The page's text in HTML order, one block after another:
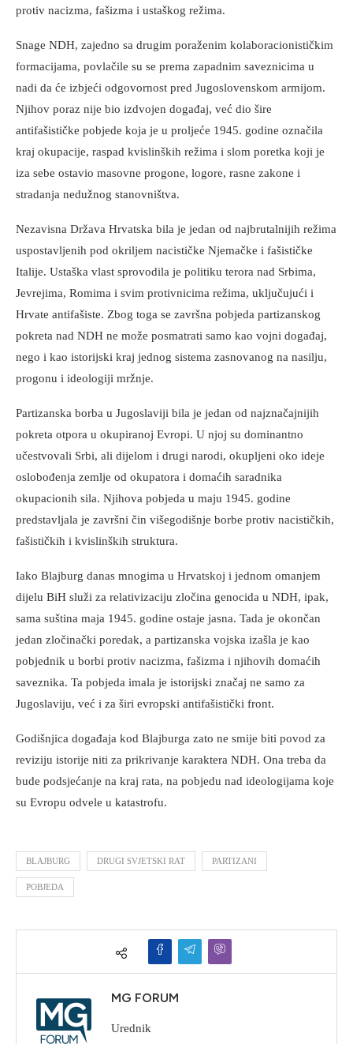
protiv nacizma, fašizma i ustaškog režima.
Snage NDH, zajedno sa drugim poraženim kolaboracionističkim
formacijama, povlačile su se prema zapadnim saveznicima u
nadi da će izbjeći odgovornost pred Jugoslovenskom armijom.
Njihov poraz nije bio izdvojen događaj, već dio šire
antifašističke pobjede koja je u proljeće 1945. godine označila
kraj okupacije, raspad kvislinških režima i slom poretka koji je
iza sebe ostavio masovne progone, logore, rasne zakone i
stradanja nedužnog stanovništva.
Nezavisna Država Hrvatska bila je jedan od najbrutalnijih režima
uspostavljenih pod okriljem nacističke Njemačke i fašističke
Italije. Ustaška vlast sprovodila je politiku terora nad Srbima,
Jevrejima, Romima i svim protivnicima režima, uključujući i
Hrvate antifašiste. Zbog toga se završna pobjeda partizanskog
pokreta nad NDH ne može posmatrati samo kao vojni događaj,
nego i kao istorijski kraj jednog sistema zasnovanog na nasilju,
progonu i ideologiji mržnje.
Partizanska borba u Jugoslaviji bila je jedan od najznačajnijih
pokreta otpora u okupiranoj Evropi. U njoj su dominantno
učestvovali Srbi, ali dijelom i drugi narodi, okupljeni oko ideje
oslobođenja zemlje od okupatora i domaćih saradnika
okupacionih sila. Njihova pobjeda u maju 1945. godine
predstavljala je završni čin višegodišnje borbe protiv nacističkih,
fašističkih i kvislinških struktura.
Iako Blajburg danas mnogima u Hrvatskoj i jednom omanjem
dijelu BiH služi za relativizaciju zločina genocida u NDH, ipak,
sama suština maja 1945. godine ostaje jasna. Tada je okončan
jedan zločinački poredak, a partizanska vojska izašla je kao
pobjednik u borbi protiv nacizma, fašizma i njihovih domaćih
saveznika. Ta pobjeda imala je istorijski značaj ne samo za
Jugoslaviju, već i za širi evropski antifašistički front.
Godišnjica događaja kod Blajburga zato ne smije biti povod za
reviziju istorije niti za prikrivanje karaktera NDH. Ona treba da
bude podsjećanje na kraj rata, na pobjedu nad ideologijama koje
su Evropu odvele u katastrofu.
BLAJBURG DRUGI SVJETSKI RAT PARTIZANI
POBJEDA
MG FORUM
Urednik